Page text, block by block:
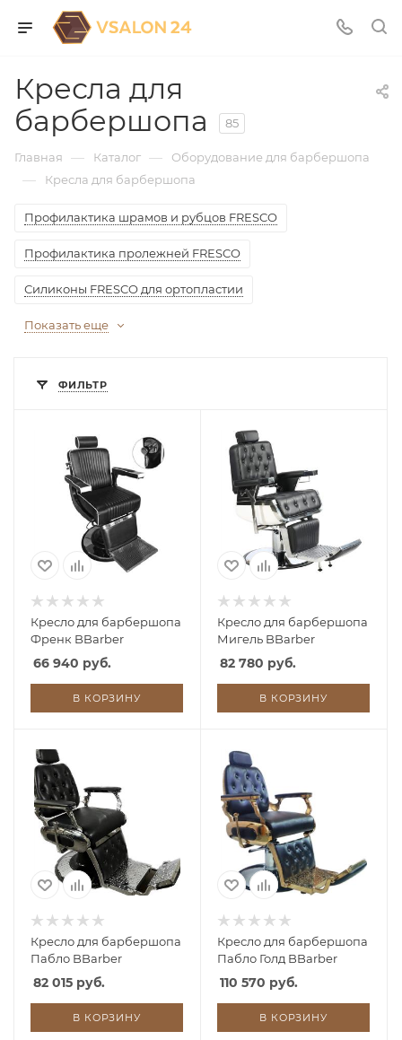
Кресла для
барбершопа
85
Главная — Каталог — Оборудование для барбершопа
— Кресла для барбершопа
Профилактика шрамов и рубцов FRESCO
Профилактика пролежней FRESCO
Силиконы FRESCO для ортопластии
Показать еще
ФИЛЬТР
Кресло для барбершопа
Френк BBarber
66 940 руб.
В КОРЗИНУ
Кресло для барбершопа
Мигель BBarber
82 780 руб.
В КОРЗИНУ
Кресло для барбершопа
Пабло BBarber
82 015 руб.
В КОРЗИНУ
Кресло для барбершопа
Пабло Голд BBarber
110 570 руб.
В КОРЗИНУ